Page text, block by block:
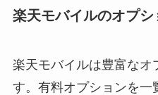
楽天モバイルのオプシ
楽天モバイルは豊富なオ
す。有料オプションを一